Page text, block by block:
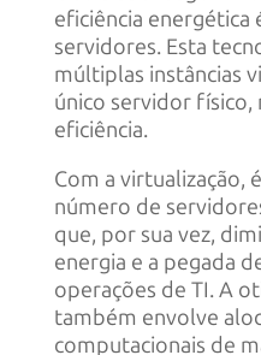
eficiência energética
servidores. Esta
múltiplas instâncias
único servidor físico,
eficiência.
Com a virtualização,
número de
que, por sua vez,
energia e a pegada
operações de TI. A
também envolve
computacionais de